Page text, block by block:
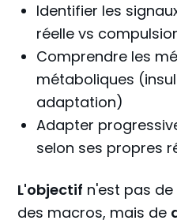
Identifier les
réelle vs
Comprendre les
métaboliques
adaptation)
Adapter
selon ses propres
L'objectif n'est pas
des macros, mais de